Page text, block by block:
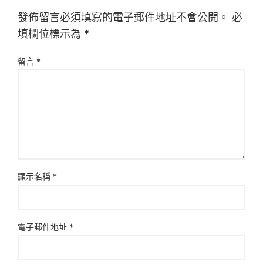
發佈留言必須填寫的電子郵件地址不會公開。 必
填欄位標示為 *
留言 *
顯示名稱 *
電子郵件地址 *